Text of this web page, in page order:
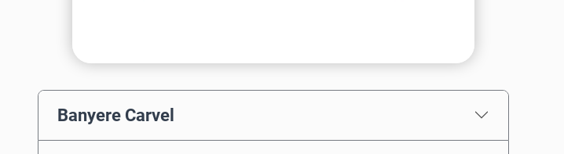
Banyere Carvel